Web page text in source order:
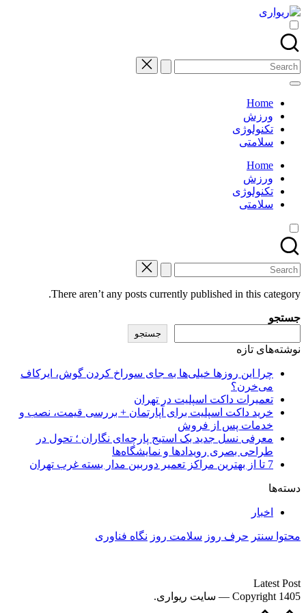
Skip
to
content
Search
for:
Home
ورزش
تکنولوژی
سلامتی
Home
ورزش
تکنولوژی
سلامتی
Search
for:
There aren’t any posts currently published in this category.
جستجو
جستجو
نوشته‌های تازه
چرا این روزها خیلی‌ها به جای سوراخ کردن گوش، ایرکاف
می‌خرن؟
تعمیرات داکت اسپلیت در تهران
خرید داکت اسپلیت برای آپارتمان + بررسی قیمت، نصب و
خدمات پس از فروش
معرفی نسل جدید بک استیج پارچه‌ای نگاران ؛ تحول در
طراحی بصری رویدادها و نمایشگاه‌ها
7 تا از بهترین مراکز تعمیر دوربین مدار بسته غرب تهران
دسته‌ها
اخبار
محتوا سنتر حرف روز سلامت روز نگاه فناوری
Latest Post
Copyright 1405 — سایت ریواری.